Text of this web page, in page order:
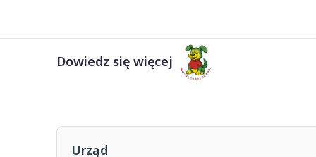
Dowiedz się więcej
Urząd